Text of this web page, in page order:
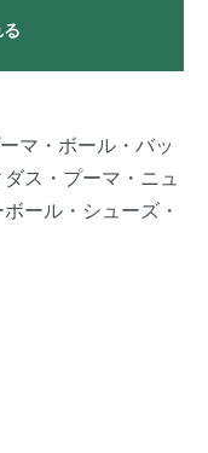
マ・ボール・バッ
ス・プーマ・ニュ
ール・シューズ・